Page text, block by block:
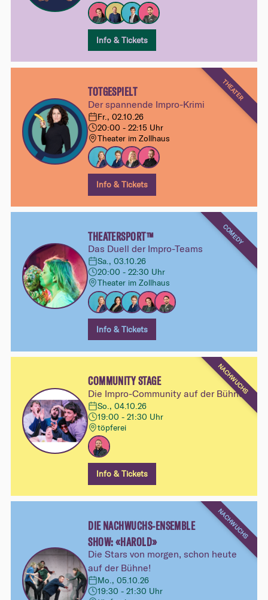
Info & Tickets
THEATER
TOTGESPIELT
Der spannende Impro-Krimi
Fr., 02.10.26
20:00 - 22:15 Uhr
Theater im Zollhaus
Info & Tickets
COMEDY
THEATERSPORT™
Das Duell der Impro-Teams
Sa., 03.10.26
20:00 - 22:30 Uhr
Theater im Zollhaus
Info & Tickets
NACHWUCHS
COMMUNITY STAGE
Die Impro-Community auf der Bühne
So., 04.10.26
19:00 - 21:30 Uhr
töpferei
Info & Tickets
NACHWUCHS
DIE NACHWUCHS-ENSEMBLE
SHOW: «HAROLD»
Die Stars von morgen, schon heute
auf der Bühne!
Mo., 05.10.26
19:30 - 21:30 Uhr